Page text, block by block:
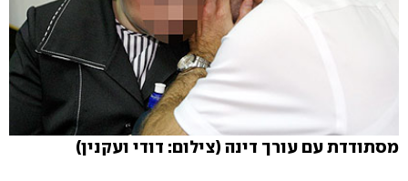
מסתודדת עם עורך דינה (צילום: דודי ועקנין)